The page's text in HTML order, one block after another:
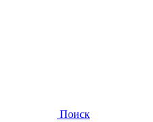
Поиск